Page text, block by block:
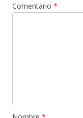
Comentario *